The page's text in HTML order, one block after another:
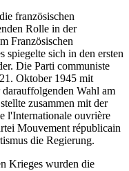
französischen
Rolle in der
Französischen
spiegelte sich in den ersten
Die Parti communiste
Oktober 1945 mit
Wahl am
zusammen mit der
l'Internationale ouvrière
Mouvement républicain
die Regierung.
Krieges wurden die